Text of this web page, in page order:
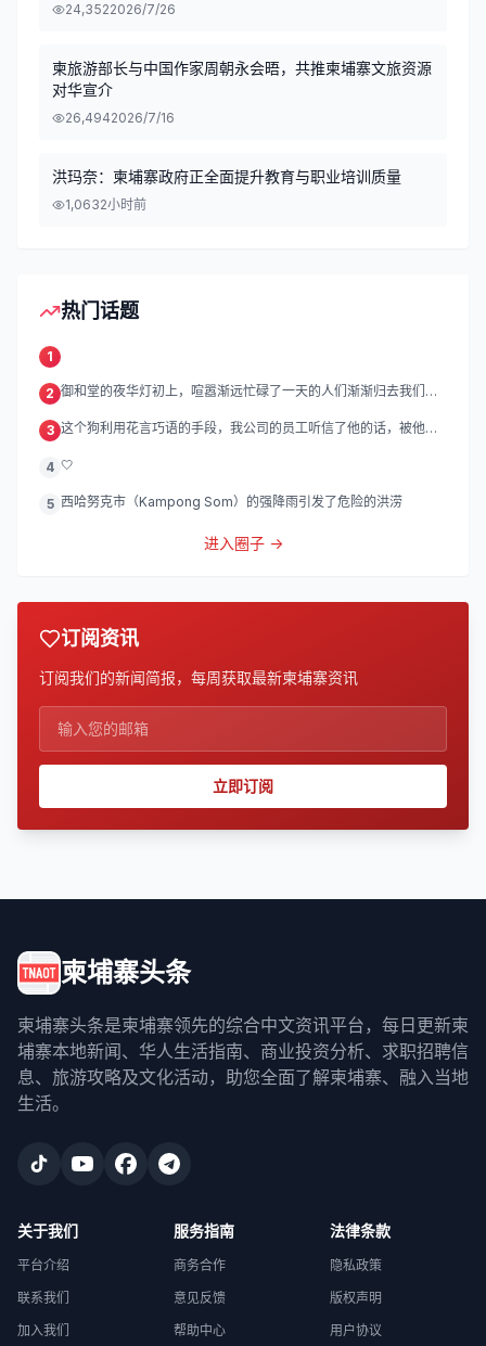
24,3522026/7/26
柬旅游部长与中国作家周朝永会晤，共推柬埔寨文旅资源
对华宣介
26,4942026/7/16
洪玛奈：柬埔寨政府正全面提升教育与职业培训质量
1,0632小时前
热门话题
1
2 御和堂的夜华灯初上，喧嚣渐远忙碌了一天的人们渐渐归去我们的
3 这个狗利用花言巧语的手段，我公司的员工听信了他的话，被他带
4 🤍
5 西哈努克市（Kampong Som）的强降雨引发了危险的洪涝
进入圈子 →
订阅资讯
订阅我们的新闻简报，每周获取最新柬埔寨资讯
立即订阅
柬埔寨头条
柬埔寨头条是柬埔寨领先的综合中文资讯平台，每日更新柬
埔寨本地新闻、华人生活指南、商业投资分析、求职招聘信
息、旅游攻略及文化活动，助您全面了解柬埔寨、融入当地
生活。
关于我们
平台介绍
联系我们
加入我们
服务指南
商务合作
意见反馈
帮助中心
法律条款
隐私政策
版权声明
用户协议